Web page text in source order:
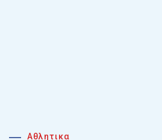
Αθλητικα